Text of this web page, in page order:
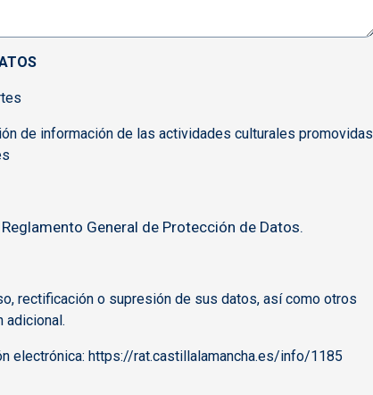
de información de las actividades culturales promovidas
General de Protección de Datos.
rectificación o supresión de sus datos, así como otros
adicional.
electrónica: https://rat.castillalamancha.es/info/1185